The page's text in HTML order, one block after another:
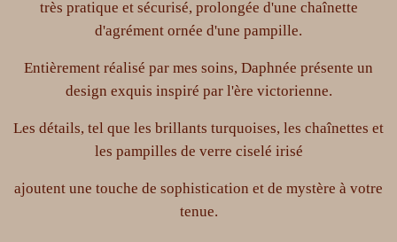
très pratique et sécurisé, prolongée d'une chaînette
d'agrément ornée d'une pampille.
Entièrement réalisé par mes soins, Daphnée présente un
design exquis inspiré par l'ère victorienne.
Les détails, tel que les brillants turquoises, les chaînettes et
les pampilles de verre ciselé irisé
ajoutent une touche de sophistication et de mystère à votre
tenue.